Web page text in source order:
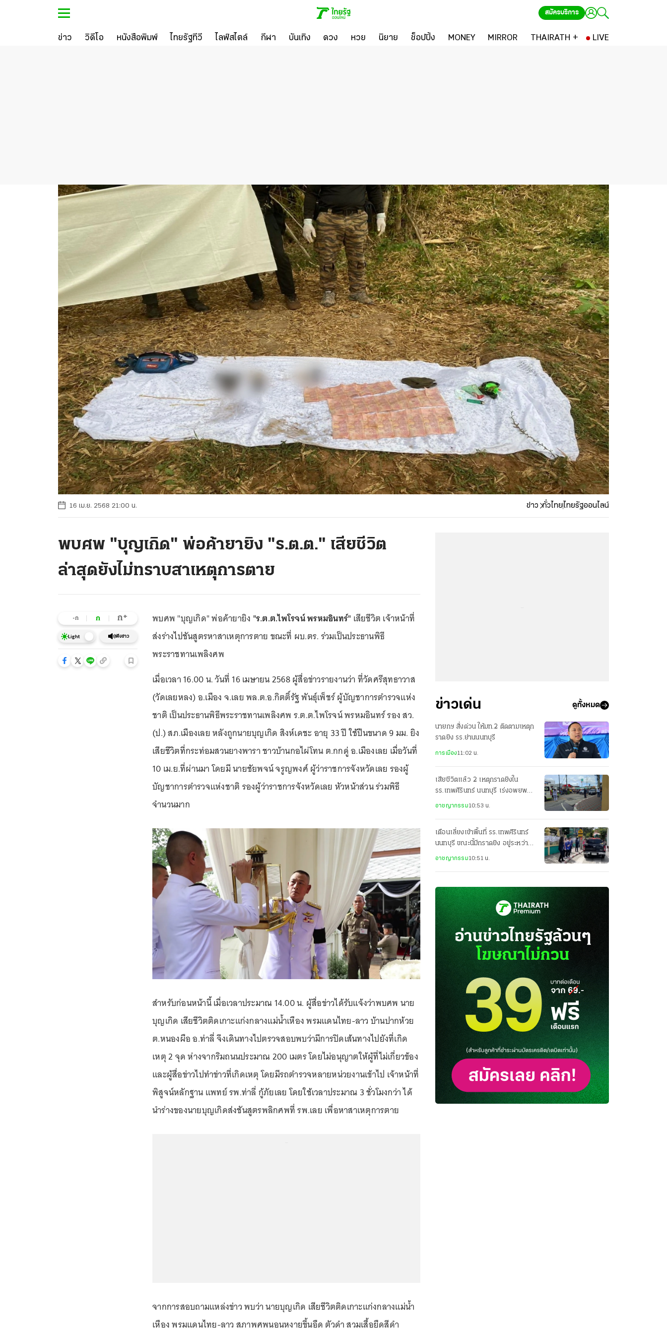
สมัครบริการ
ข่าว วิดีโอ หนังสือพิมพ์ ไทยรัฐทีวี ไลฟ์สไตล์ กีฬา บันเทิง ดวง หวย นิยาย ช็อปปิ้ง MONEY MIRROR THAIRATH + LIVE
16 เม.ย. 2568 21:00 น. ข่าว ทั่วไทยไทยรัฐออนไลน์
พบศพ "บุญเกิด" พ่อค้ายายิง "ร.ต.ต." เสียชีวิต
ล่าสุดยังไม่ทราบสาเหตุการตาย
-ก ก ก+
Light ฟังข่าว
พบศพ "บุญเกิด" พ่อค้ายายิง "ร.ต.ต.ไพโรจน์ พรหมอินทร์" เสียชีวิต เจ้าหน้าที่
ส่งร่างไปชันสูตรหาสาเหตุการตาย ขณะที่ ผบ.ตร. ร่วมเป็นประธานพิธี
พระราชทานเพลิงศพ
เมื่อเวลา 16.00 น. วันที่ 16 เมษายน 2568 ผู้สื่อข่าวรายงานว่า ที่วัดศรีสุทธาวาส
(วัดเลยหลง) อ.เมือง จ.เลย พล.ต.อ.กิตติ์รัฐ พันธุ์เพ็ชร์ ผู้บัญชาการตำรวจแห่ง
ชาติ เป็นประธานพิธีพระราชทานเพลิงศพ ร.ต.ต.ไพโรจน์ พรหมอินทร์ รอง สว.
(ป.) สภ.เมืองเลย หลังถูกนายบุญเกิด สิงห์เดชะ อายุ 33 ปี ใช้ปืนขนาด 9 มม. ยิง
เสียชีวิตที่กระท่อมสวนยางพารา ชาวบ้านกอไผ่โทน ต.กกดู่ อ.เมืองเลย เมื่อวันที่
10 เม.ย.ที่ผ่านมา โดยมี นายชัยพจน์ จรูญพงศ์ ผู้ว่าราชการจังหวัดเลย รองผู้
บัญชาการตำรวจแห่งชาติ รองผู้ว่าราชการจังหวัดเลย หัวหน้าส่วน ร่วมพิธี
จำนวนมาก
สำหรับก่อนหน้านี้ เมื่อเวลาประมาณ 14.00 น. ผู้สื่อข่าวได้รับแจ้งว่าพบศพ นาย
บุญเกิด เสียชีวิตติดเกาะแก่งกลางแม่น้ำเหือง พรมแดนไทย-ลาว บ้านปากห้วย
ต.หนองผือ อ.ท่าลี่ จึงเดินทางไปตรวจสอบพบว่ามีการปิดเส้นทางไปยังที่เกิด
เหตุ 2 จุด ห่างจากริมถนนประมาณ 200 เมตร โดยไม่อนุญาตให้ผู้ที่ไม่เกี่ยวข้อง
และผู้สื่อข่าวไปทำข่าวที่เกิดเหตุ โดยมีรถตำรวจหลายหน่วยงานเข้าไป เจ้าหน้าที่
พิสูจน์หลักฐาน แพทย์ รพ.ท่าลี่ กู้ภัยเลย โดยใช้เวลาประมาณ 3 ชั่วโมงกว่า ได้
นำร่างของนายบุญเกิดส่งชันสูตรพลิกศพที่ รพ.เลย เพื่อหาสาเหตุการตาย
จากการสอบถามแหล่งข่าว พบว่า นายบุญเกิด เสียชีวิตติดเกาะแก่งกลางแม่น้ำ
เหือง พรมแดนไทย-ลาว สภาพศพนอนหงายขึ้นอืด ตัวดำ สวมเสื้อยืดสีดำ
ข่าวเด่น ดูทั้งหมด
นายกฯ สั่งด่วน ให้มท.2 ติดตามเหตุก
ราดยิง รร.ย่านนนทบุรี
การเมือง11:02 น.
เสียชีวิตแล้ว 2 เหตุกราดยิงใน
รร.เทพศิรินทร์ นนทบุรี เร่งอพยพ
อาชญากรรม10:53 น.
เตือนเลี่ยงเข้าพื้นที่ รร.เทพศิรินทร์
นนทบุรี ขณะนี้มีกราดยิง อยู่ระหว่าง
อาชญากรรม10:51 น.